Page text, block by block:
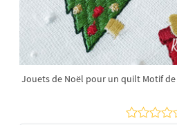
Jouets de Noël pour un quilt Motif